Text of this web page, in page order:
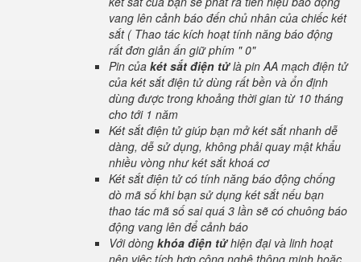
vang lên cảnh báo đến chủ nhân của chiếc két
sắt ( Thao tác kích hoạt tính năng báo động
rất đơn giản ấn giữ phím " 0"
Pin của két sắt điện tửlà pin AA mạch điện tử
của két sắt điện tử dùng rất bền và ổn định
dùng được trong khoảng thời gian từ 10 tháng
cho tới 1 năm
Két sắt điện tử giúp bạn mở két sắt nhanh dễ
dàng, dễ sử dụng, không phải quay mật khẩu
nhiều vòng như két sắt khoá cơ
Két sắt điện tử có tính năng báo động chống
dò mã số khi bạn sử dụng két sắt nếu bạn
thao tác mã số sai quá 3 lần sẽ có chuông báo
động vang lên để cảnh báo
Với dòng khóa điện tửhiện đại và linh hoạt
nên việc tích hợp công nghệ thông minh hoặc